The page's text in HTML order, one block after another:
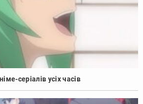
серіалів усіх часів